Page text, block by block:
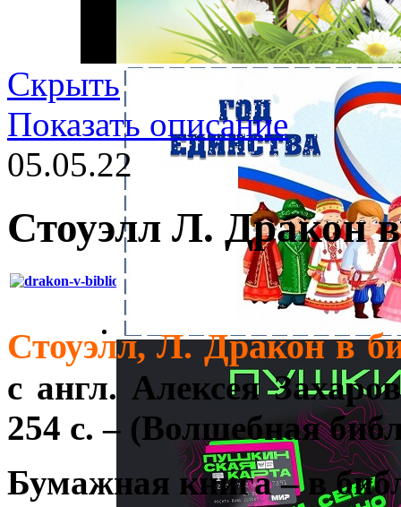
Скрыть
Показать описание
05.05.22
Стоуэлл Л. Дракон
Стоуэлл, Л. Дракон в
с англ. Алексея
254 с. – (Волшебная
Бумажная книга – в